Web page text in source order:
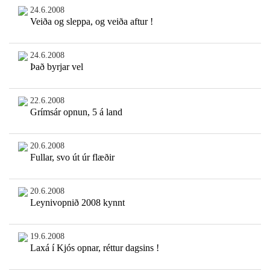
24.6.2008
Veiða og sleppa, og veiða aftur !
24.6.2008
Það byrjar vel
22.6.2008
Grímsár opnun, 5 á land
20.6.2008
Fullar, svo út úr flæðir
20.6.2008
Leynivopnið 2008 kynnt
19.6.2008
Laxá í Kjós opnar, réttur dagsins !